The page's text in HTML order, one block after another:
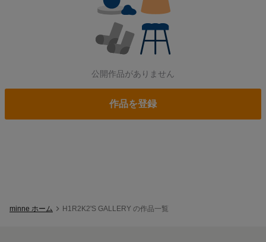
公開作品がありません
作品を登録
minne ホーム H1R2K2'S GALLERY の作品一覧